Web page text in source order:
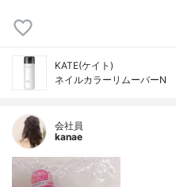
KATE(ケイト)
ネイルカラーリムーバーN
会社員
kanae